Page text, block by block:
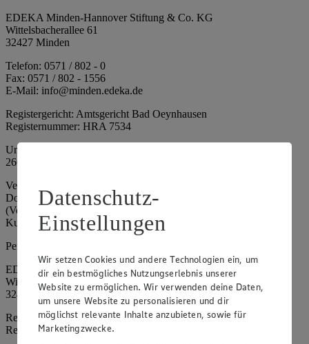
EDEKA Minden-Hannover Stiftung & Co. KG
Wittelsbacherallee 61
32427 Minden
Telefon: 0571 / 802 - 0
Fax: 0571 / 802 - 1556
E-Mail: info@minden.edeka.de
Registergericht: Amtsgericht Bad Oeynhausen
Registernummer: HRA 7534
Umsatzsteuer-Identifikationsnummer gem. § 27a UStG: DE
266067317
Vertretungsberechtigte: Mark Rosenkranz (Sprecher), Eileen
Dominique Klingsiek (Vorstandsmitglied), Ulf-U. Plath
(Vorstandsmitglied), Stephan Wohler (Vorstandsmitglied), Marc
Kuhlmann (Aufsichtsratsvorsitzender)
Persönlich haftende Gesellschafterin:
EDEKA Minden-Hannover Holding GmbH
Wittelsbacherallee 61
32427 Minden
Registergericht: Amtsgericht Bad Oeynhausen
Registernummer: HRB 4086
Datenschutz-
Einstellungen
Wir setzen Cookies und andere Technologien ein, um
dir ein bestmögliches Nutzungserlebnis unserer
Website zu ermöglichen. Wir verwenden deine Daten,
um unsere Website zu personalisieren und dir
möglichst relevante Inhalte anzubieten, sowie für
Marketingzwecke.